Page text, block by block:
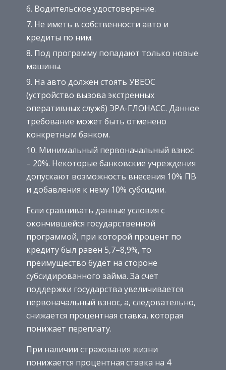
Водительское удостоверение.
Не иметь в собственности авто и
кредиты по ним.
Под программу попадают только новые
машины.
На авто должен стоять УВЕОС
(устройство вызова экстренных
оперативных служб) ЭРА-ГЛОНАСС. Данное
требование может быть отменено
конкретным банком.
Минимальный первоначальный взнос
– 20%. Некоторые банковские учреждения
допускают возможность внесения 10% ПВ
и добавления к нему 10% субсидии.
Если сравнивать данные условия с
окончившейся государственной
программой, при которой процент по
кредиту был равен 5,7–8,9%, то
преимущество будет на стороне
субсидированного займа. За счет
поддержки государства увеличивается
первоначальный взнос, а, следовательно,
снижается процентная ставка, которая
понижает переплату.
При наличии страхования жизни
понижается процентная ставка на 4